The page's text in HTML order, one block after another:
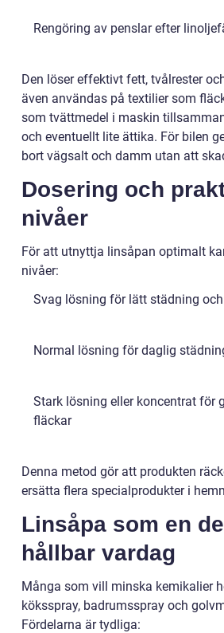
Rengöring av penslar efter
Den löser effektivt fett, tvålrester
även användas på textilier som
som tvättmedel i maskin
och eventuellt lite ättika. För bilen
bort vägsalt och damm utan att
Dosering och
nivåer
För att utnyttja linsåpan optimalt
nivåer:
Svag lösning för lätt städning
Normal lösning för daglig
Stark lösning eller koncentrat för
fläckar
Denna metod gör att produkten
ersätta flera specialprodukter i
Linsåpa som en
hållbar vardag
Många som vill minska kemikalier
köksspray, badrumsspray och
Fördelarna är tydliga: